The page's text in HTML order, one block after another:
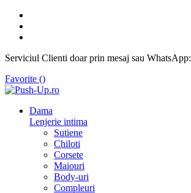
Serviciul Clienti doar prin mesaj sau WhatsApp:
Favorite ()
Dama
Lenjerie intima
Sutiene
Chiloti
Corsete
Maiouri
Body-uri
Compleuri